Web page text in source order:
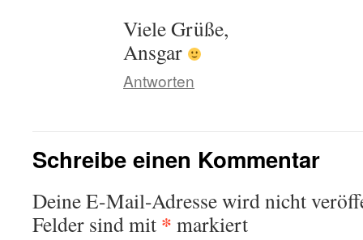
Viele Grüße,
Ansgar
Antworten
Schreibe einen Kommentar
Deine E-Mail-Adresse wird nicht
Felder sind mit * markiert